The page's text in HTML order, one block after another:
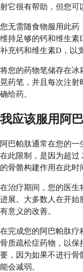
射它很有帮助，但您可
您无需随食物服用此药
维持足够的钙和维生素
补充钙和维生素D，以
将您的药物笔储存在冰
晃药笔，并且每次注射
确给药。
我应该服用阿
阿巴帕肽通常在您的一
在此限制，是因为超过
的骨骼构建作用在此时
在治疗期间，您的医生
进展。大多数人在开始
有意义的改善。
在完成您的阿巴帕肽疗
骨质疏松症药物，以保
要，因为如果不进行骨
能会减弱。